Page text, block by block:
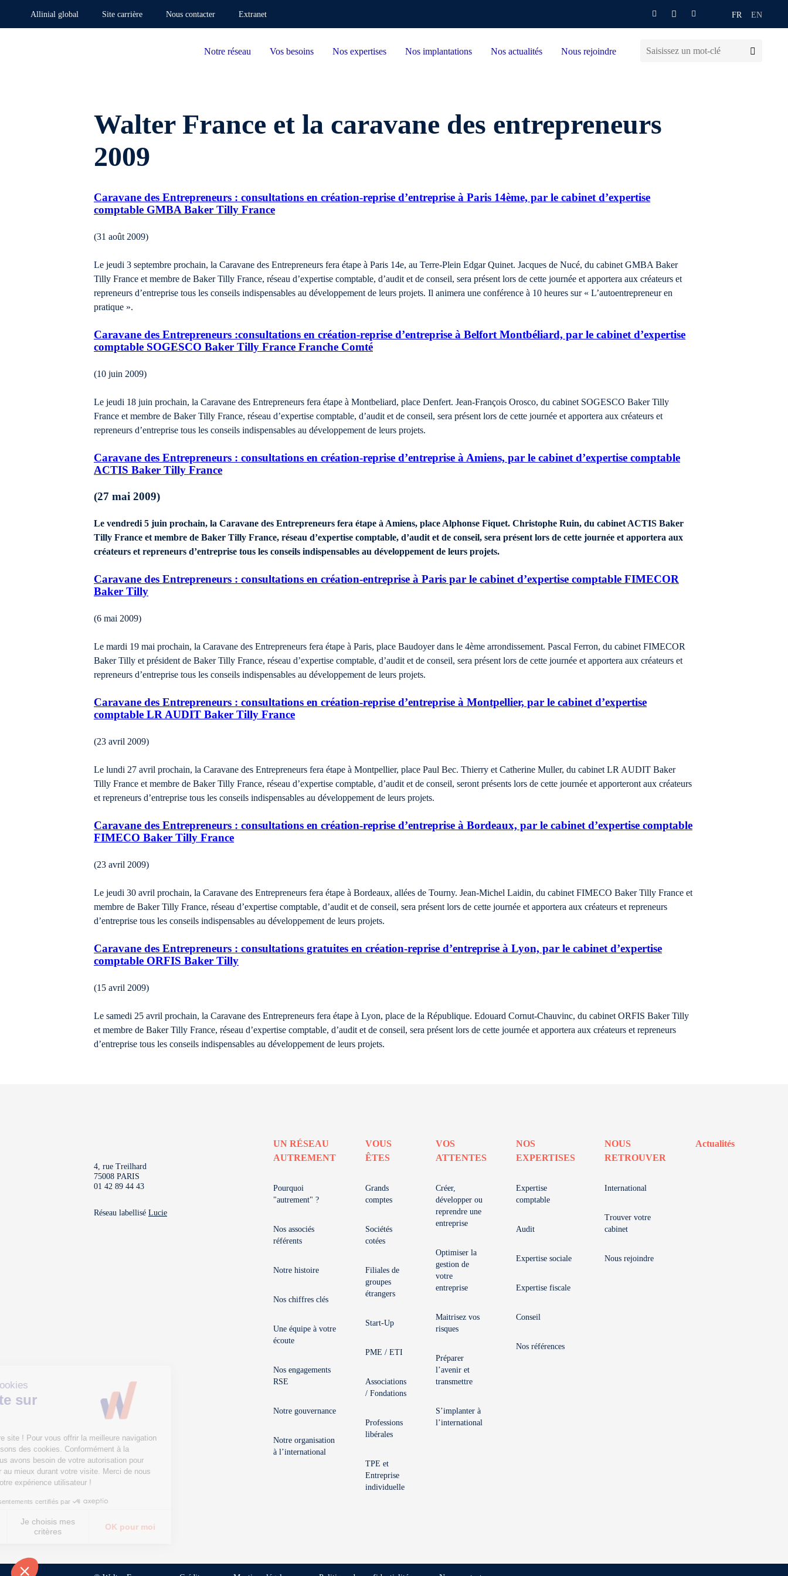
Allinial global Site carrière Nous contacter Extranet FR EN
Notre réseau Vos besoins Nos expertises Nos implantations Nos actualités Nous rejoindre
Walter France et la caravane des entrepreneurs
2009
Caravane des Entrepreneurs : consultations en création-reprise d’entreprise à Paris 14ème, par le cabinet d’expertise
comptable GMBA Baker Tilly France
(31 août 2009)
Le jeudi 3 septembre prochain, la Caravane des Entrepreneurs fera étape à Paris 14e, au Terre-Plein Edgar Quinet. Jacques de Nucé, du cabinet GMBA Baker
Tilly France et membre de Baker Tilly France, réseau d’expertise comptable, d’audit et de conseil, sera présent lors de cette journée et apportera aux créateurs et
repreneurs d’entreprise tous les conseils indispensables au développement de leurs projets. Il animera une conférence à 10 heures sur « L’autoentrepreneur en
pratique ».
Caravane des Entrepreneurs :consultations en création-reprise d’entreprise à Belfort Montbéliard, par le cabinet d’expertise
comptable SOGESCO Baker Tilly France Franche Comté
(10 juin 2009)
Le jeudi 18 juin prochain, la Caravane des Entrepreneurs fera étape à Montbeliard, place Denfert. Jean-François Orosco, du cabinet SOGESCO Baker Tilly
France et membre de Baker Tilly France, réseau d’expertise comptable, d’audit et de conseil, sera présent lors de cette journée et apportera aux créateurs et
repreneurs d’entreprise tous les conseils indispensables au développement de leurs projets.
Caravane des Entrepreneurs : consultations en création-reprise d’entreprise à Amiens, par le cabinet d’expertise comptable
ACTIS Baker Tilly France
(27 mai 2009)
Le vendredi 5 juin prochain, la Caravane des Entrepreneurs fera étape à Amiens, place Alphonse Fiquet. Christophe Ruin, du cabinet ACTIS Baker
Tilly France et membre de Baker Tilly France, réseau d’expertise comptable, d’audit et de conseil, sera présent lors de cette journée et apportera aux
créateurs et repreneurs d’entreprise tous les conseils indispensables au développement de leurs projets.
Caravane des Entrepreneurs : consultations en création-entreprise à Paris par le cabinet d’expertise comptable FIMECOR
Baker Tilly
(6 mai 2009)
Le mardi 19 mai prochain, la Caravane des Entrepreneurs fera étape à Paris, place Baudoyer dans le 4ème arrondissement. Pascal Ferron, du cabinet FIMECOR
Baker Tilly et président de Baker Tilly France, réseau d’expertise comptable, d’audit et de conseil, sera présent lors de cette journée et apportera aux créateurs et
repreneurs d’entreprise tous les conseils indispensables au développement de leurs projets.
Caravane des Entrepreneurs : consultations en création-reprise d’entreprise à Montpellier, par le cabinet d’expertise
comptable LR AUDIT Baker Tilly France
(23 avril 2009)
Le lundi 27 avril prochain, la Caravane des Entrepreneurs fera étape à Montpellier, place Paul Bec. Thierry et Catherine Muller, du cabinet LR AUDIT Baker
Tilly France et membre de Baker Tilly France, réseau d’expertise comptable, d’audit et de conseil, seront présents lors de cette journée et apporteront aux créateurs
et repreneurs d’entreprise tous les conseils indispensables au développement de leurs projets.
Caravane des Entrepreneurs : consultations en création-reprise d’entreprise à Bordeaux, par le cabinet d’expertise comptable
FIMECO Baker Tilly France
(23 avril 2009)
Le jeudi 30 avril prochain, la Caravane des Entrepreneurs fera étape à Bordeaux, allées de Tourny. Jean-Michel Laidin, du cabinet FIMECO Baker Tilly France et
membre de Baker Tilly France, réseau d’expertise comptable, d’audit et de conseil, sera présent lors de cette journée et apportera aux créateurs et repreneurs
d’entreprise tous les conseils indispensables au développement de leurs projets.
Caravane des Entrepreneurs : consultations gratuites en création-reprise d’entreprise à Lyon, par le cabinet d’expertise
comptable ORFIS Baker Tilly
(15 avril 2009)
Le samedi 25 avril prochain, la Caravane des Entrepreneurs fera étape à Lyon, place de la République. Edouard Cornut-Chauvinc, du cabinet ORFIS Baker Tilly
et membre de Baker Tilly France, réseau d’expertise comptable, d’audit et de conseil, sera présent lors de cette journée et apportera aux créateurs et repreneurs
d’entreprise tous les conseils indispensables au développement de leurs projets.
4, rue Treilhard
75008 PARIS
01 42 89 44 43
Réseau labellisé Lucie
UN RÉSEAU
AUTREMENT
Pourquoi
"autrement" ?
Nos associés
référents
Notre histoire
Nos chiffres clés
Une équipe à votre
écoute
Nos engagements
RSE
Notre gouvernance
Notre organisation
à l’international
VOUS
ÊTES
Grands
comptes
Sociétés
cotées
Filiales de
groupes
étrangers
Start-Up
PME / ETI
Associations
/ Fondations
Professions
libérales
TPE et
Entreprise
individuelle
VOS
ATTENTES
Créer,
développer ou
reprendre une
entreprise
Optimiser la
gestion de
votre
entreprise
Maitrisez vos
risques
Préparer
l’avenir et
transmettre
S’implanter à
l’international
NOS
EXPERTISES
Expertise
comptable
Audit
Expertise sociale
Expertise fiscale
Conseil
Nos références
NOUS
RETROUVER
International
Trouver votre
cabinet
Nous rejoindre
Actualités